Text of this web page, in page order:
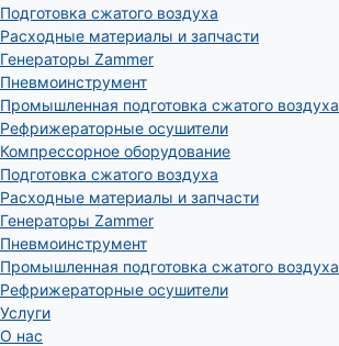
Подготовка сжатого воздуха
Расходные материалы и запчасти
Генераторы Zammer
Пневмоинструмент
Промышленная подготовка сжатого воздуха
Рефрижераторные осушители
Компрессорное оборудование
Подготовка сжатого воздуха
Расходные материалы и запчасти
Генераторы Zammer
Пневмоинструмент
Промышленная подготовка сжатого воздуха
Рефрижераторные осушители
Услуги
О нас